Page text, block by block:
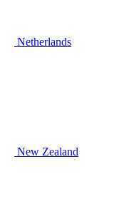
Netherlands
New Zealand